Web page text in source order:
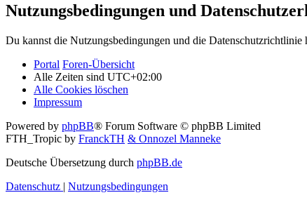
Nutzungsbedingungen und
Du kannst die Nutzungsbedingungen und die Datenschutzrichtlinie
Portal Foren-Übersicht
Alle Zeiten sind UTC+02:00
Alle Cookies löschen
Impressum
Powered by phpBB® Forum Software © phpBB Limited
FTH_Tropic by FranckTH & Onnozel Manneke
Deutsche Übersetzung durch phpBB.de
Datenschutz | Nutzungsbedingungen